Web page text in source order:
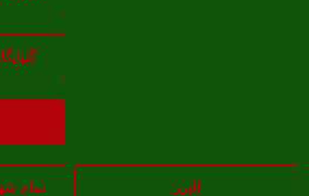
گلپايگان
البرز تمام شهر‌ها